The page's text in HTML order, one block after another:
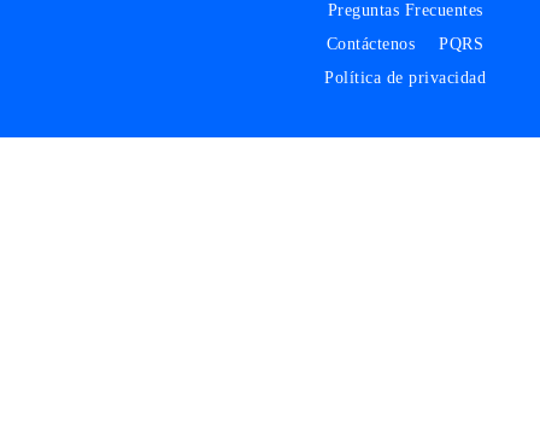
Preguntas Frecuentes
Contáctenos
PQRS
Política de privacidad